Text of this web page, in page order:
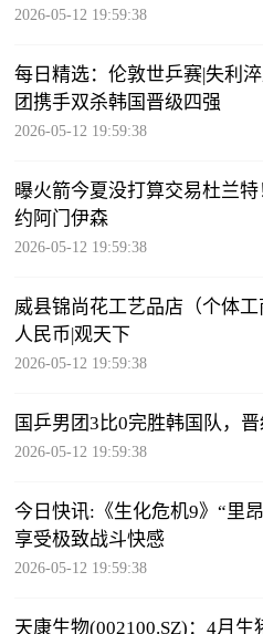
2026-05-12 19:59:38
每日精选：伦敦世乒赛|失利
团携手双杀韩国晋级四强
2026-05-12 19:59:38
曝火箭今夏没打算交易杜兰
约阿门伊森
2026-05-12 19:59:38
威县锦尚花工艺品店（个体
人民币|观天下
2026-05-12 19:59:38
国乒男团3比0完胜韩国队，晋
2026-05-12 19:59:38
今日快讯:《生化危机9》“里
享受极致战斗快感
2026-05-12 19:59:38
天康生物(002100.SZ)：4月